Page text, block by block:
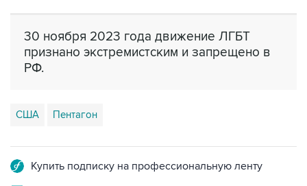
30 ноября 2023 года движение ЛГБТ
признано экстремистским и запрещено в
РФ.
США Пентагон
Купить подписку на профессиональную ленту